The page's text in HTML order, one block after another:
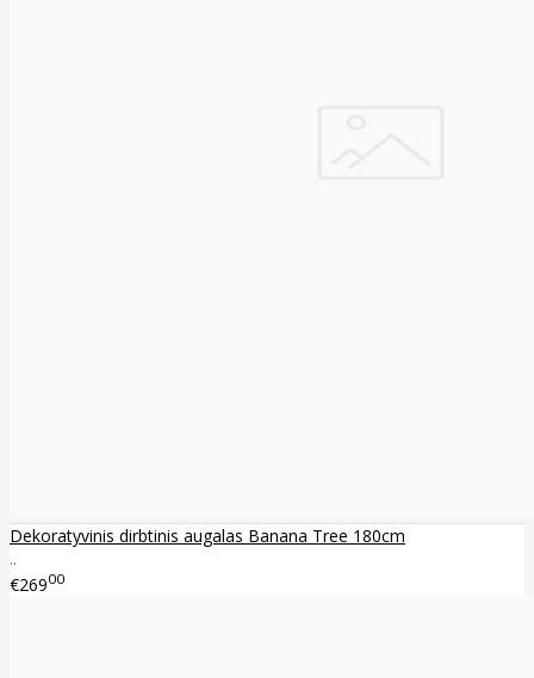
Dekoratyvinis dirbtinis augalas Banana Tree 180cm
..
€26900